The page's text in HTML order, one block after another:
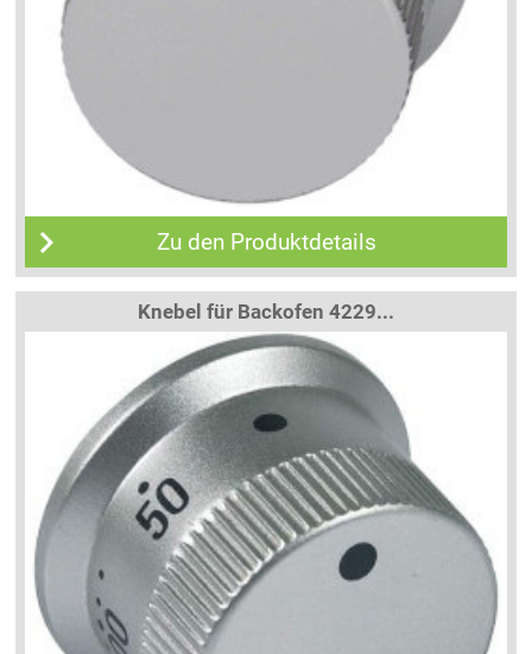
Zu den Produktdetails
Knebel für Backofen 4229...